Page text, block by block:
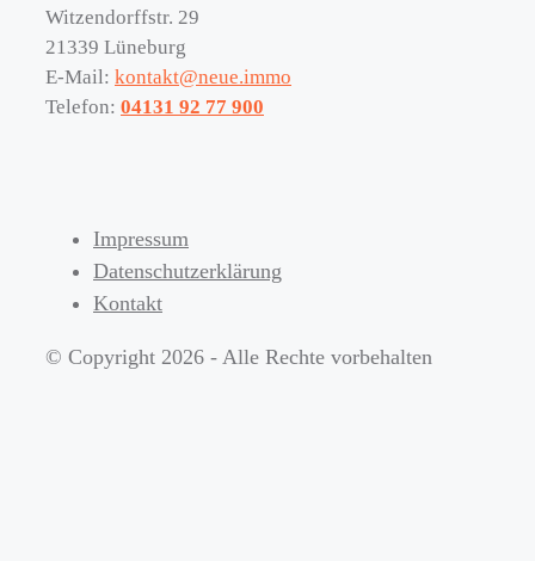
Witzendorffstr. 29
21339 Lüneburg
E-Mail: kontakt@neue.immo
Telefon: 04131 92 77 900
Impressum
Datenschutzerklärung
Kontakt
© Copyright 2026 - Alle Rechte vorbehalten